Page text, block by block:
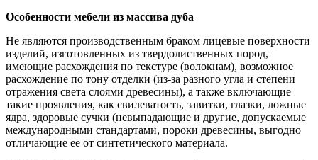
Особенности мебели из массива дуба
Не являются производственным браком лицевые поверхности
изделий, изготовленных из твердолиственных пород,
имеющие расхождения по текстуре (волокнам), возможное
расхождение по тону отделки (из-за разного угла и степени
отражения света слоями древесины), а также включающие
такие проявления, как свилеватость, завитки, глазки, ложные
ядра, здоровые сучки (невыпадающие и другие, допускаемые
международными стандартами, пороки древесины, выгодно
отличающие ее от синтетического материала.